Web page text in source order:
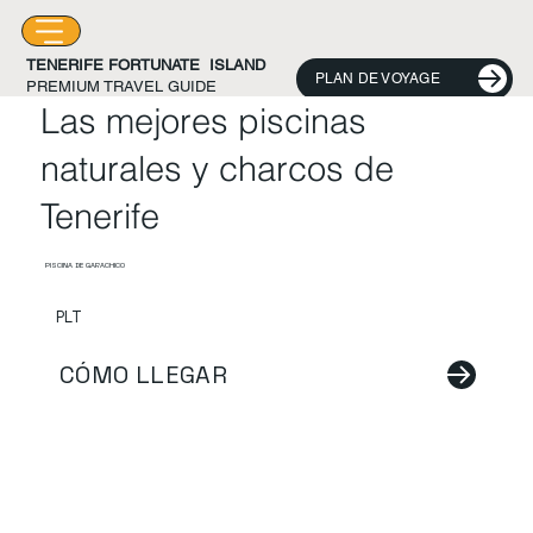
PLAN DE VOYAGE
TENERIFE FORTUNATE ISLAND
PREMIUM TRAVEL GUIDE
Las mejores piscinas
naturales y charcos de
Tenerife
PISCINA DE GARACHICO
PLT
CÓMO LLEGAR